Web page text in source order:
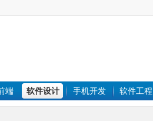
端 软件设计 手机开发 软件工程